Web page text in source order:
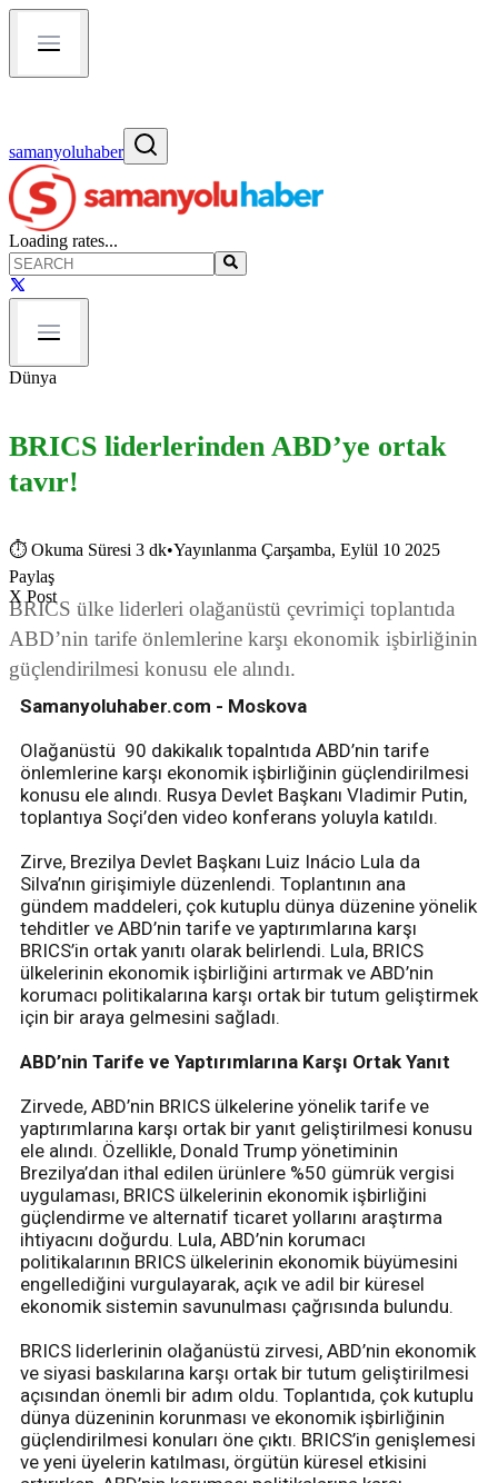
samanyoluhaber
Loading rates...
Dünya
BRICS liderlerinden ABD’ye ortak
tavır!
⏱ Okuma Süresi 3 dk•Yayınlanma Çarşamba, Eylül 10 2025
Paylaş
X Post
BRICS ülke liderleri olağanüstü çevrimiçi toplantıda
ABD’nin tarife önlemlerine karşı ekonomik işbirliğinin
güçlendirilmesi konusu ele alındı.
Samanyoluhaber.com - Moskova
Olağanüstü 90 dakikalık topalntıda ABD’nin tarife
önlemlerine karşı ekonomik işbirliğinin güçlendirilmesi
konusu ele alındı. Rusya Devlet Başkanı Vladimir Putin,
toplantıya Soçi’den video konferans yoluyla katıldı.
Zirve, Brezilya Devlet Başkanı Luiz Inácio Lula da
Silva’nın girişimiyle düzenlendi. Toplantının ana
gündem maddeleri, çok kutuplu dünya düzenine yönelik
tehditler ve ABD’nin tarife ve yaptırımlarına karşı
BRICS’in ortak yanıtı olarak belirlendi. Lula, BRICS
ülkelerinin ekonomik işbirliğini artırmak ve ABD’nin
korumacı politikalarına karşı ortak bir tutum geliştirmek
için bir araya gelmesini sağladı.
ABD’nin Tarife ve Yaptırımlarına Karşı Ortak Yanıt
Zirvede, ABD’nin BRICS ülkelerine yönelik tarife ve
yaptırımlarına karşı ortak bir yanıt geliştirilmesi konusu
ele alındı. Özellikle, Donald Trump yönetiminin
Brezilya’dan ithal edilen ürünlere %50 gümrük vergisi
uygulaması, BRICS ülkelerinin ekonomik işbirliğini
güçlendirme ve alternatif ticaret yollarını araştırma
ihtiyacını doğurdu. Lula, ABD’nin korumacı
politikalarının BRICS ülkelerinin ekonomik büyümesini
engellediğini vurgulayarak, açık ve adil bir küresel
ekonomik sistemin savunulması çağrısında bulundu.
BRICS liderlerinin olağanüstü zirvesi, ABD’nin ekonomik
ve siyasi baskılarına karşı ortak bir tutum geliştirilmesi
açısından önemli bir adım oldu. Toplantıda, çok kutuplu
dünya düzeninin korunması ve ekonomik işbirliğinin
güçlendirilmesi konuları öne çıktı. BRICS’in genişlemesi
ve yeni üyelerin katılması, örgütün küresel etkisini